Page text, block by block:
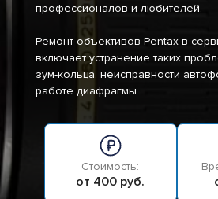
профессионалов и любителей.
Ремонт объективов Pentax в
включает устранение таких
зум-кольца, неисправности
работе диафрагмы.
Стоимость:
от 400 руб.